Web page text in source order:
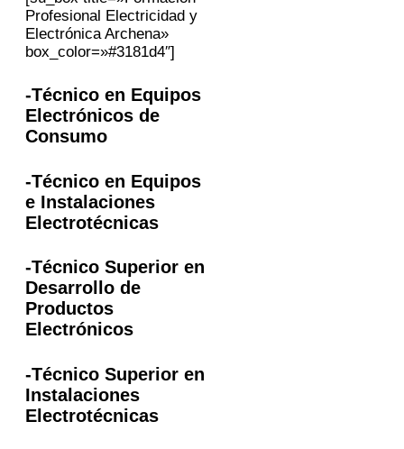
Profesional Electricidad y
Electrónica Archena»
box_color=»#3181d4″]
-Técnico en Equipos
Electrónicos de
Consumo
-Técnico en Equipos
e Instalaciones
Electrotécnicas
-Técnico Superior en
Desarrollo de
Productos
Electrónicos
-Técnico Superior en
Instalaciones
Electrotécnicas